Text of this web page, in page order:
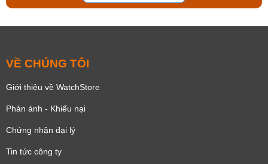
VỀ CHÚNG TÔI
Giới thiệu về WatchStore
Phản ánh - Khiếu nại
Chứng nhận đại lý
Tin tức công ty